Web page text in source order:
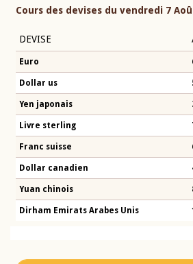
Cours des devises du vendredi 7
DEVISE
Euro
Dollar us
Yen japonais
Livre sterling
Franc suisse
Dollar canadien
Yuan chinois
Dirham Emirats Arabes Unis